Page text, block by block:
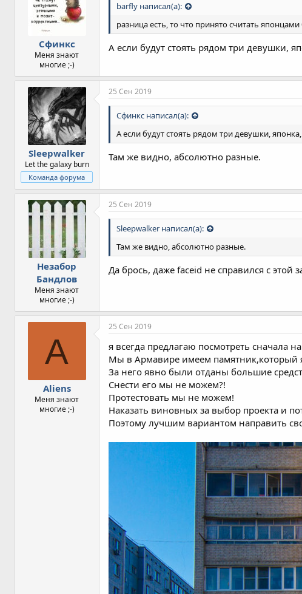
Сфинкс
Меня знают
многие ;-)
barfly написал(а):
разница есть, то что принято считать
А если будут стоять рядом три девушки,
Sleepwalker
Let the galaxy burn
Команда форума
25 Сен 2019
Сфинкс написал(а):
А если будут стоять рядом три девушки,
Там же видно, абсолютно разные.
Незабор
Бандлов
Меня знают
многие ;-)
25 Сен 2019
Sleepwalker написал(а):
Там же видно, абсолютно разные.
Да брось, даже faceid не справился с этой
A
Aliens
Меня знают
многие ;-)
25 Сен 2019
я всегда предлагаю посмотреть сначала
Мы в Армавире имеем памятник,который
За него явно были отданы большие
Снести его мы не можем?!
Протестовать мы не можем!
Наказать виновных за выбор проекта и
Поэтому лучшим вариантом направить